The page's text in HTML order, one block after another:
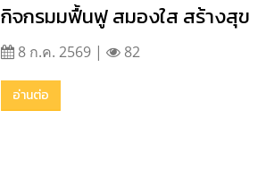
กิจกรมมฟื้นฟู สมองใส สร้างสุข
8 ก.ค. 2569 | 82
อ่านต่อ